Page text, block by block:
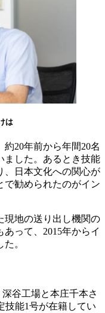
は
20年前から年間20名
ました。あるとき技能
、日本文化への関心が
で勧められたのがイン
現地の送り出し機関の
って、2015年からイ
。
谷工場と本庄千本さ
技能1号が在籍してい